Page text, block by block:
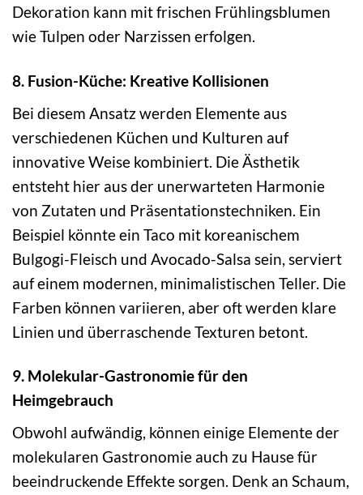
Dekoration kann mit frischen Frühlingsblumen
wie Tulpen oder Narzissen erfolgen.
8. Fusion-Küche: Kreative Kollisionen
Bei diesem Ansatz werden Elemente aus
verschiedenen Küchen und Kulturen auf
innovative Weise kombiniert. Die Ästhetik
entsteht hier aus der unerwarteten Harmonie
von Zutaten und Präsentationstechniken. Ein
Beispiel könnte ein Taco mit koreanischem
Bulgogi-Fleisch und Avocado-Salsa sein, serviert
auf einem modernen, minimalistischen Teller. Die
Farben können variieren, aber oft werden klare
Linien und überraschende Texturen betont.
9. Molekular-Gastronomie für den
Heimgebrauch
Obwohl aufwändig, können einige Elemente der
molekularen Gastronomie auch zu Hause für
beeindruckende Effekte sorgen. Denk an Schaum,